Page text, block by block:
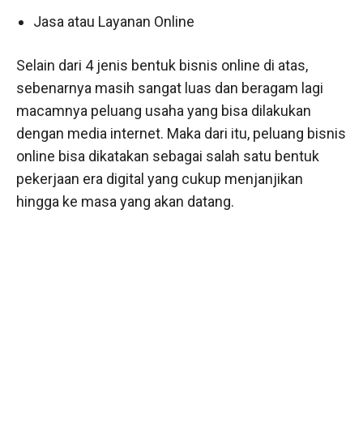
Jasa atau Layanan Online
Selain dari 4 jenis bentuk bisnis online di atas,
sebenarnya masih sangat luas dan beragam lagi
macamnya peluang usaha yang bisa dilakukan
dengan media internet. Maka dari itu, peluang bisnis
online bisa dikatakan sebagai salah satu bentuk
pekerjaan era digital yang cukup menjanjikan
hingga ke masa yang akan datang.